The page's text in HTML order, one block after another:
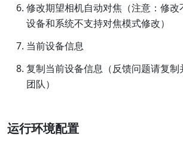
修改期望相机自动对焦（注意：修改
设备和系统不支持对焦模式修改）
当前设备信息
复制当前设备信息（反馈问题请复制
团队）
运行环境配置